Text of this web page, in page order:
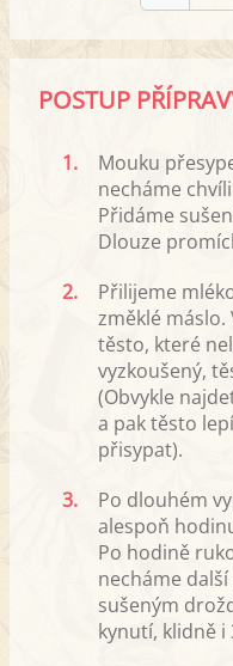
POSTUP
1.
Mouku
necháme
Přidáme
Dlouze
2.
Přilijeme
změklé
těsto, které
vyzkoušený,
(Obvykle
a pak těsto
přisypat).
3.
Po dlouhém
alespoň
Po hodině
necháme
sušeným
kynutí, klidně i